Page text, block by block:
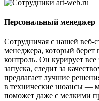
Персональный менеджер
Сотрудничая с нашей веб-
менеджера, который
контроль. Он курирует
запуска, следит за
предлагает лучшие
в технические нюансы —
поможет даже с мелкими